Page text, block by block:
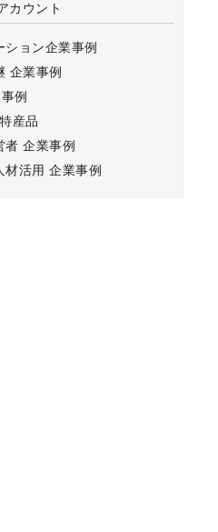
カウント
ション企業事例
企業事例
例
産品
者 企業事例
材活用 企業事例